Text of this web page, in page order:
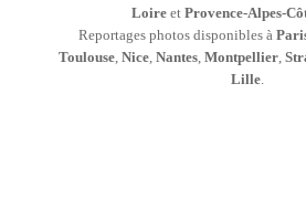
Loireet Provence-Alpes-
Reportages photos disponibles à
Toulouse, Nice, Nantes, Montpellier,
Lille